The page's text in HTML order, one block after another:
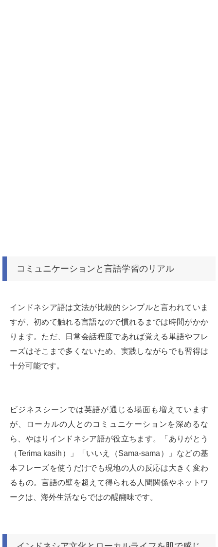
コミュニケーションと言語学習のリアル
インドネシア語は文法が比較的シンプルと言われていま
すが、初めて触れる言語なので慣れるまでは時間がかか
ります。ただ、日常会話程度であれば覚える単語やフレ
ーズはそこまで多くないため、実践しながらでも習得は
十分可能です。
ビジネスシーンでは英語が通じる場面も増えています
が、ローカルの人とのコミュニケーションを深めるな
ら、やはりインドネシア語が役立ちます。「ありがとう
（Terima kasih）」「いいえ（Sama-sama）」などの基
本フレーズを使うだけでも現地の人の反応は大きく変わ
るもの。言語の壁を超えて得られる人間関係やネットワ
ークは、海外生活ならではの醍醐味です。